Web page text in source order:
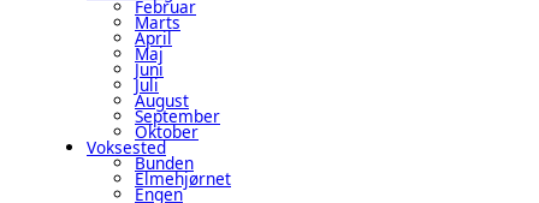
Februar
Marts
April
Maj
Juni
Juli
August
September
Oktober
Voksested
Bunden
Elmehjørnet
Engen